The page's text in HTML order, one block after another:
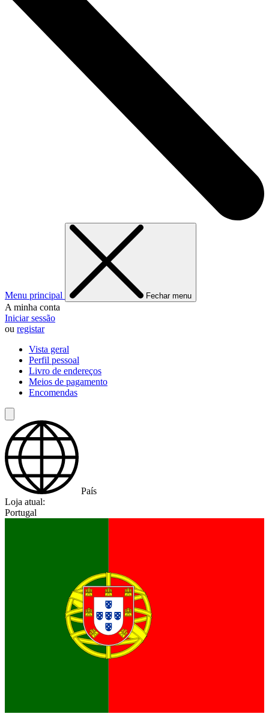
Menu principal Fechar menu
A minha conta
Iniciar sessão
ou registar
Vista geral
Perfil pessoal
Livro de endereços
Meios de pagamento
Encomendas
País
Loja atual:
Portugal